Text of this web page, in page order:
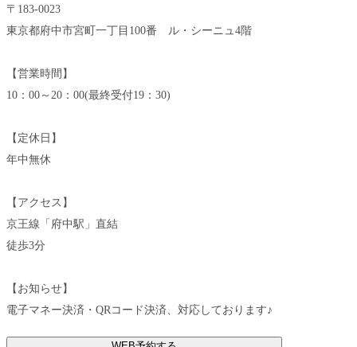
〒183-0023
東京都府中市宮町一丁目100番 ル・シーニュ4階
【営業時間】
10：00～20：00(最終受付19：30)
【定休日】
年中無休
【アクセス】
京王線「府中駅」直結
徒歩3分
【お知らせ】
電子マネー決済・QRコード決済、対応しております♪